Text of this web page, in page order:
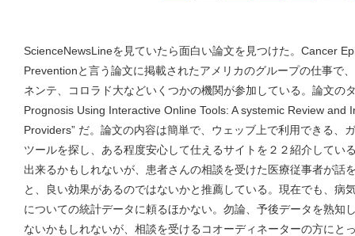
ScienceNewsLineを見ていたら面白い論文を見つけた。Cancer
Preventionと言う論文に掲載されたアメリカのグループの仕事で
ネンテ、コロラド大などいくつかの機関が参加している。論文の
Prognosis Using Interactive Online Tools: A systemic Review and
Providers” だ。論文の内容は簡単で、ウェッブ上で利用できる、
ツールを探し、ある程度安心して仕えるサイトを２２紹介してい
出来るかもしれないが、患者さんの相談を受けた医療従事者が話
と、良い効果があるのではないかと推薦している。現在でも、病
についての統計データに頼るほかない。勿論、予後データを熟知
ないかもしれないが、相談を受けるコオーディネーターの方にと